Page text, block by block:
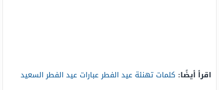
اقرأ أيضًا: كلمات تهنئة عيد الفطر عبارات عيد الفطر السعيد